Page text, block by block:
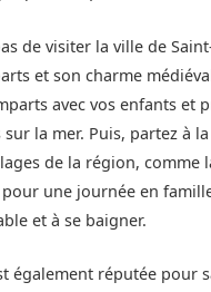
de visiter la ville de
et son charme
avec vos enfants et
la mer. Puis, partez à
de la région, comme
une journée en
et à se baigner.
également réputée pour